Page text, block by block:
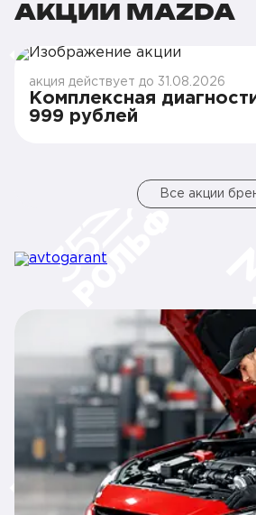
АКЦИИ MAZDA
акция действует до 31.08.2026
Комплексная
999 рублей
Все акции